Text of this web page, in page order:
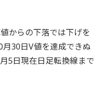
からの下落では下げを
30日V値を達成できぬ
5日現在日足転換線まで